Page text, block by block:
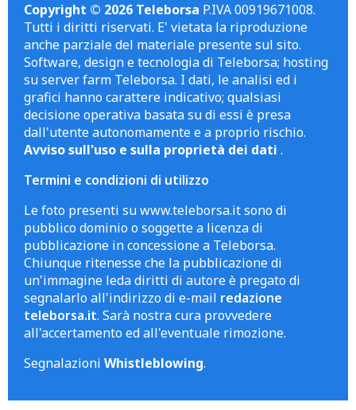
Copyright © 2026 Teleborsa P.IVA 00919671008.
Tutti i diritti riservati. E' vietata la riproduzione
anche parziale del materiale presente sul sito.
Software, design e tecnologia di Teleborsa; hosting
su server farm Teleborsa. I dati, le analisi ed i
grafici hanno carattere indicativo; qualsiasi
decisione operativa basata su di essi è presa
dall'utente autonomamente e a proprio rischio.
Avviso sull'uso e sulla proprietà dei dati .
Termini e condizioni di utilizzo
Le foto presenti su www.teleborsa.it sono di
pubblico dominio o soggette a licenza di
pubblicazione in concessione a Teleborsa.
Chiunque ritenesse che la pubblicazione di
un'immagine leda diritti di autore è pregato di
segnalarlo all'indirizzo di e-mail redazione
teleborsa.it. Sarà nostra cura provvedere
all'accertamento ed all'eventuale rimozione.
Segnalazioni Whistleblowing.